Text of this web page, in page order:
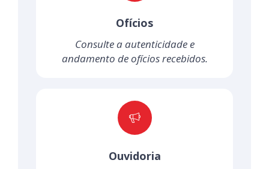
Ofícios
Consulte a autenticidade e
andamento de ofícios recebidos.
Ouvidoria